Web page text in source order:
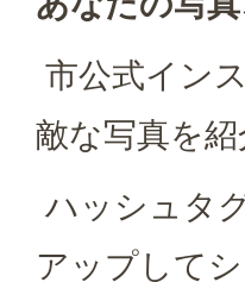
市公式イン
敵な写真を
ハッシュタ
アップして